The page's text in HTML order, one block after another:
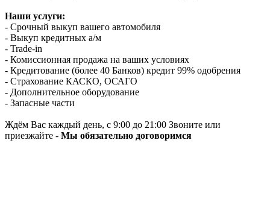
Наши услуги:
- Срочный выкуп вашего автомобиля
- Выкуп кредитных а/м
- Trade-in
- Комиссионная продажа на ваших условиях
- Кредитование (более 40 Банков) кредит 99% одобрения
- Страхование КАСКО, ОСАГО
- Дополнительное оборудование
- Запасные части
Ждём Вас каждый день, с 9:00 до 21:00 Звоните или
приезжайте - Мы обязательно договоримся